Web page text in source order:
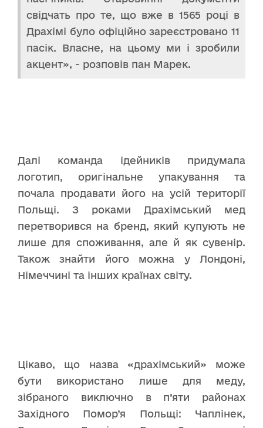
свідчать про те, що вже в 1565 році в
Драхімі було офіційно зареєстровано 11
пасік. Власне, на цьому ми і зробили
акцент», - розповів пан Марек.
Далі команда ідейників придумала
логотип, оригінальне упакування та
почала продавати його на усій території
Польщі. З роками Драхімський мед
перетворився на бренд, який купують не
лише для споживання, але й як сувенір.
Також знайти його можна у Лондоні,
Німеччині та інших країнах світу.
Цікаво, що назва «драхімський» може
бути використано лише для меду,
зібраного виключно в п’яти районах
Західного Помор’я Польщі: Чаплінек,